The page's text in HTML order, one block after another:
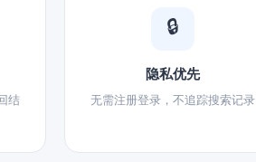
结
🔒
隐私优先
无需注册登录，不追踪搜索记录